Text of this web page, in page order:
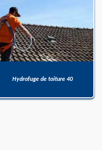
Hydrofuge de toiture 40